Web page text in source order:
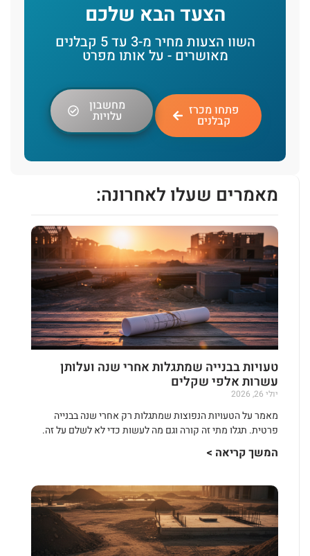
הצעד הבא שלכם
השוו הצעות מחיר מ-3 עד 5 קבלנים
מאושרים - על אותו מפרט
פתחו מכרז
קבלנים
מחשבון
עלויות
מאמרים שעלו לאחרונה:
טעויות בבנייה שמתגלות אחרי שנה ועלותן
עשרות אלפי שקלים
יולי 26, 2026
מאמר על הטעויות הנפוצות שמתגלות רק אחרי שנה בבנייה
פרטית. תגלו מתי זה קורה וגם מה לעשות כדי לא לשלם על זה.
המשך קריאה >